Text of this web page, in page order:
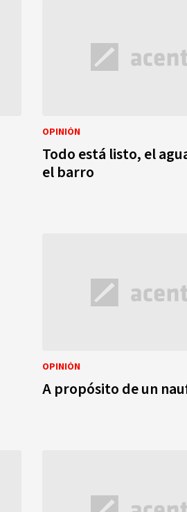
OPINIÓN
Todo está listo, el
el barro
OPINIÓN
A propósito de un